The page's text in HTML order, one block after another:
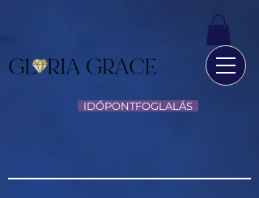
IDŐPONTFOGLALÁS